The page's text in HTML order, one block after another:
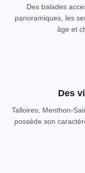
Des balades
panoramiques, les
âge et
Des
Talloires, Menthon-
possède son